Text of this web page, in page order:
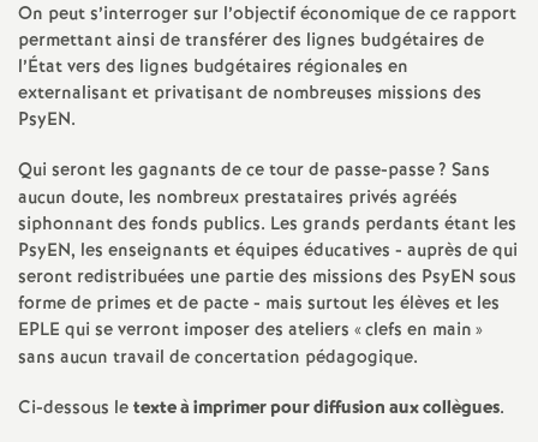
e
n
t
s
d
e
S
On peut s’interroger sur l’objectif économique de ce rapport
permettant ainsi de transférer des lignes budgétaires de
l’État vers des lignes budgétaires régionales en
externalisant et privatisant de nombreuses missions des
PsyEN.
Qui seront les gagnants de ce tour de passe-passe? Sans
aucun doute, les nombreux prestataires privés agréés
siphonnant des fonds publics. Les grands perdants étant les
PsyEN, les enseignants et équipes éducatives - auprès de qui
seront redistribuées une partie des missions des PsyEN sous
forme de primes et de pacte - mais surtout les élèves et les
EPLE qui se verront imposer des ateliers «clefs en main»
sans aucun travail de concertation pédagogique.
Ci-dessous letexte à imprimer pour diffusion aux collègues.